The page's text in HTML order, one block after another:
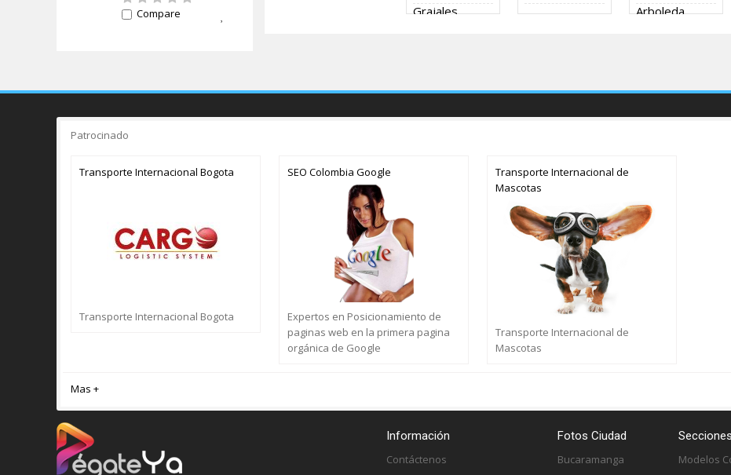
Compare
Grajales
Arboleda
Patrocinado
Transporte Internacional Bogota
Transporte Internacional Bogota
SEO Colombia Google
Expertos en Posicionamiento de
paginas web en la primera pagina
orgánica de Google
Transporte Internacional de
Mascotas
Transporte Internacional de
Mascotas
Mas +
Información
Contáctenos
Fotos Ciudad
Bucaramanga
Secciones
Modelos